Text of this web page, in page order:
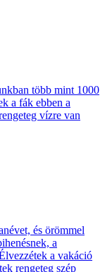
több mint 1000
a fák ebben a
vízre van
és örömmel
a
a vakáció
rengeteg szép